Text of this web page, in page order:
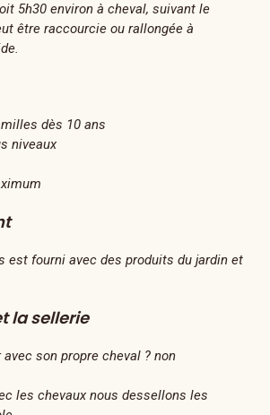
5h30 environ à cheval, suivant le
être raccourcie ou rallongée à
dès 10 ans
niveaux
est fourni avec des produits du jardin et
la sellerie
son propre cheval ? non
les chevaux nous dessellons les